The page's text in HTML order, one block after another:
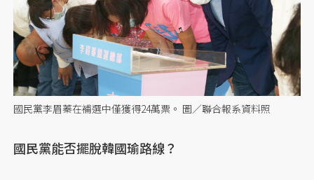
國民黨李眉蓁在補選中僅獲得24萬票。 圖／聯合報系資料照
國民黨能否擺脫韓國瑜路線？